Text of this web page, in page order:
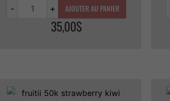
- + AJOUTER AU PANIER
35,00$